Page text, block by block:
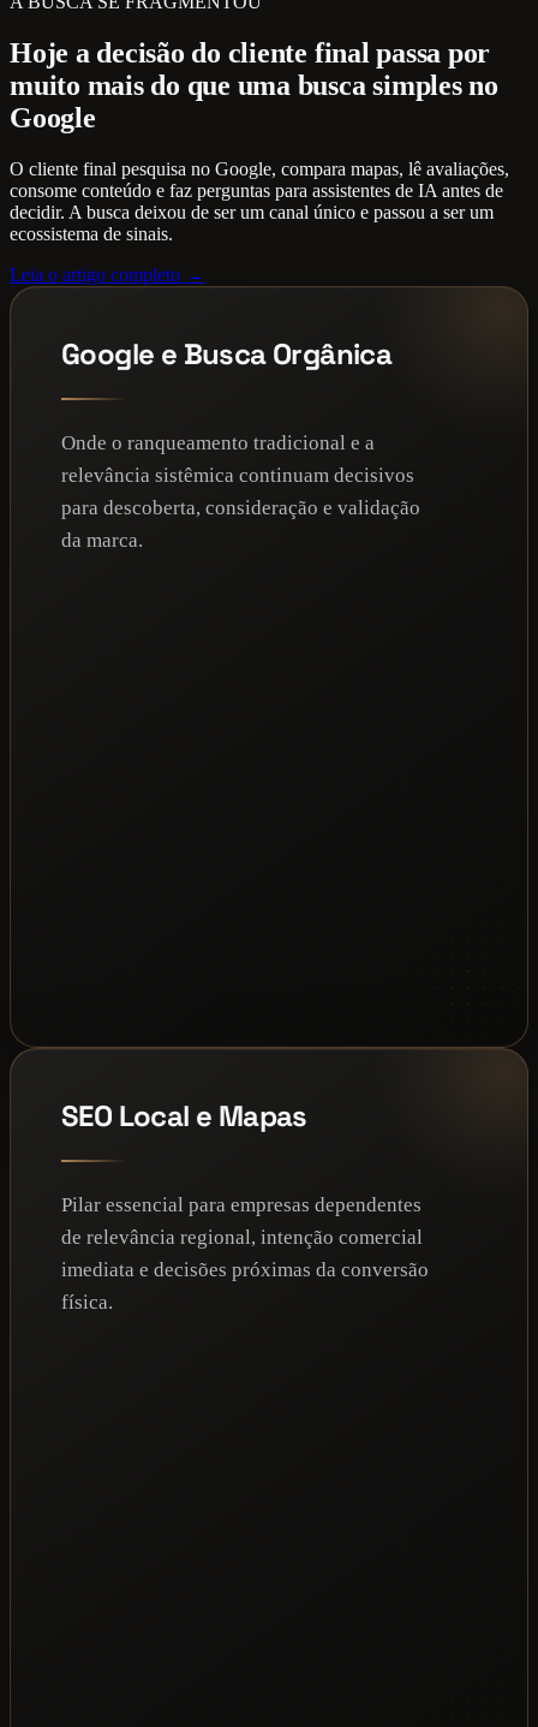
Hoje a decisão do cliente final passa por
muito mais do que uma busca simples no
Google
O cliente final pesquisa no Google, compara mapas, lê avaliações,
consome conteúdo e faz perguntas para assistentes de IA antes de
decidir. A busca deixou de ser um canal único e passou a ser um
ecossistema de sinais.
Leia o artigo completo →
Google e Busca Orgânica
Onde o ranqueamento tradicional e a
relevância sistêmica continuam decisivos
para descoberta, consideração e validação
da marca.
SEO Local e Mapas
Pilar essencial para empresas dependentes
de relevância regional, intenção comercial
imediata e decisões próximas da conversão
física.